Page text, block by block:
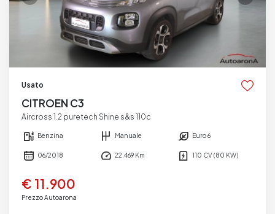
Usato
CITROEN C3
Aircross 1.2 puretech Shine s&s 110c
Benzina Manuale Euro 6
06/2018 22.469 Km 110 CV (80 KW)
€ 11.900
Prezzo Autoarona